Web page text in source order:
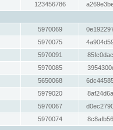
123456786
5970069
5970075
5970091
5970085
5650068
5979020
5970067
5970074